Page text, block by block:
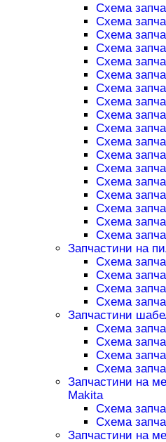
Схема
Схема
Схема
Схема
Схема
Схема
Схема
Схема
Схема
Схема
Схема
Схема
Схема
Схема
Схема
Схема
Схема
Схема
Запчастини на
Схема
Схема
Схема
Схема
Запчастини
Схема
Схема
Схема
Схема
Запчастини на
Makita
Схема
Схема
Запчастини на